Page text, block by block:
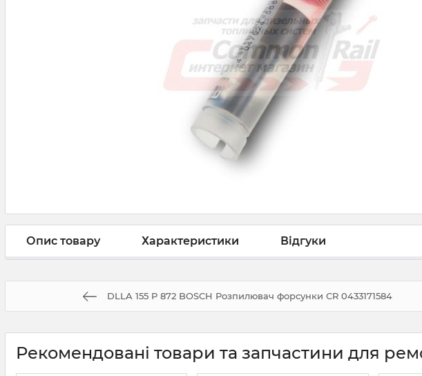
Опис товару Характеристики Відгуки
DLLA 155 P 872 BOSCH Розпилювач форсунки CR 0433171584
Рекомендовані товари та запчастини для